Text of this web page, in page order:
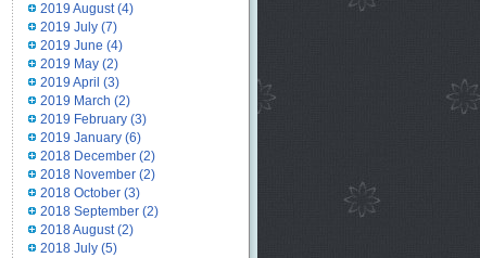
2019 August(4)
2019 July(7)
2019 June (4)
2019 May(2)
2019 April (3)
2019 March (2)
2019 February(3)
2019 January(6)
2018 December(2)
2018 November(2)
2018 October(3)
2018 September(2)
2018 August(2)
2018 July(5)